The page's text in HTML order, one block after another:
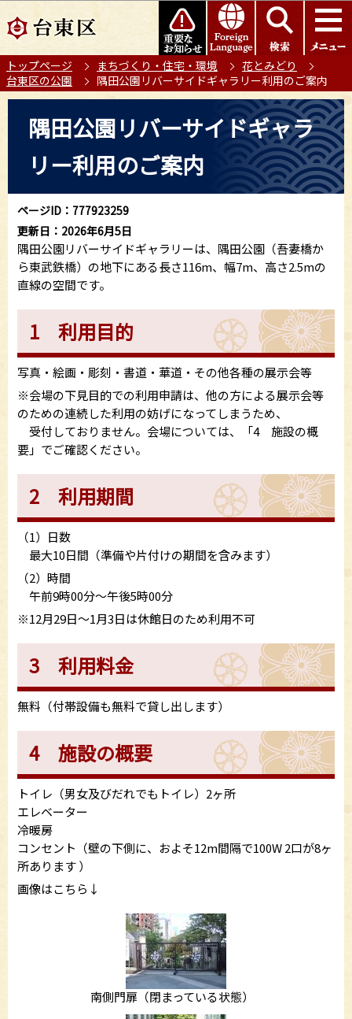
の
ー
ジ
このページの本文へ移動
トップページ まちづくり・住宅・環境
花とみどり
台東区の公園
隅田公園リバーサイドギャラリー利用のご案内
ら
隅田公園リバーサイドギャラ
リー利用のご案内
ページID：777923259
更新日：2026年6月5日
隅田公園リバーサイドギャラリーは、隅田公園（吾妻橋か
ら東武鉄橋）の地下にある長さ116m、幅7m、高さ2.5mの
直線の空間です。
1 利用目的
写真・絵画・彫刻・書道・華道・その他各種の展示会等
※会場の下見目的での利用申請は、他の方による展示会等
のための連続した利用の妨げになってしまうため、
受付しておりません。会場については、「4 施設の概
要」でご確認ください。
2 利用期間
（1）日数
最大10日間（準備や片付けの期間を含みます）
（2）時間
午前9時00分～午後5時00分
※12月29日～1月3日は休館日のため利用不可
3 利用料金
無料（付帯設備も無料で貸し出します）
4 施設の概要
トイレ（男女及びだれでもトイレ）2ヶ所
エレベーター
冷暖房
コンセント（壁の下側に、およそ12m間隔で100W 2口が8ヶ
所あります ）
画像はこちら↓
南側門扉（閉まっている状態）